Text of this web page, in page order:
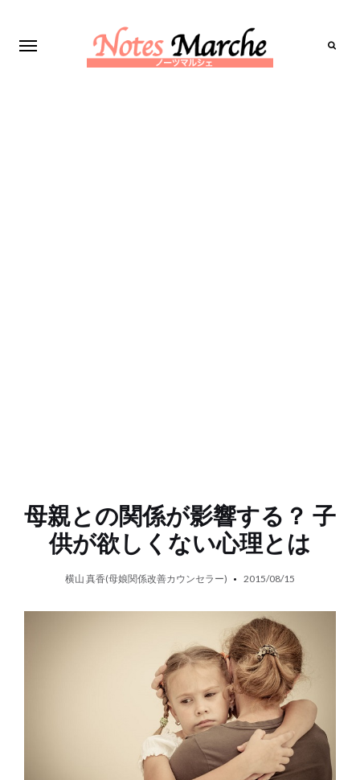
母親との関係が影響する？ 子
供が欲しくない心理とは
横山 真香(母娘関係改善カウンセラー) 2015/08/15